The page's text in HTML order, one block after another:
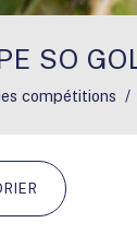
SO
compétitions